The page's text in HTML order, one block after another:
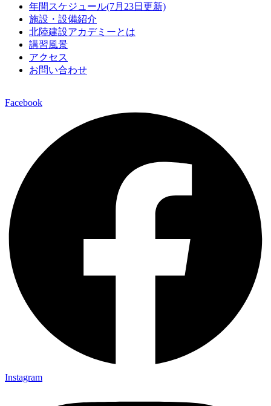
年間スケジュール(7月23日更新)
施設・設備紹介
北陸建設アカデミーとは
講習風景
アクセス
お問い合わせ
Facebook
Instagram